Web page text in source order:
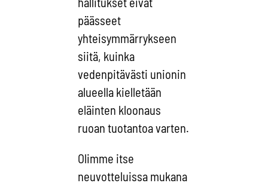
päässeet
yhteisymmärrykseen
siitä, kuinka
vedenpitävästi unionin
alueella kielletään
eläinten kloonaus
ruoan tuotantoa varten.
Olimme itse
neuvotteluissa mukana